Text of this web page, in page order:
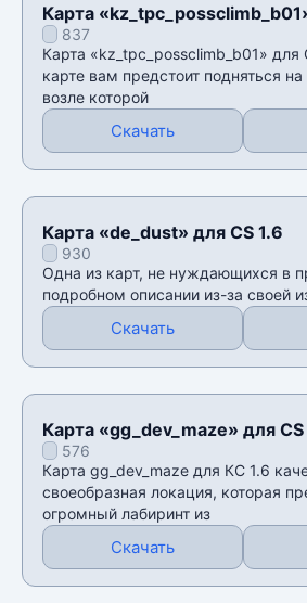
Карта
837
Карта «kz_tpc_possclimb_b01» для
карте вам предстоит подняться
возле которой
Скачать
Карта «de_dust» для CS 1.6
930
Одна из карт, не нуждающихся в
подробном описании из-за своей
Скачать
Карта «gg_dev_maze» для CS
576
Карта gg_dev_maze для КС 1.6
своеобразная локация, которая
огромный лабиринт из
Скачать